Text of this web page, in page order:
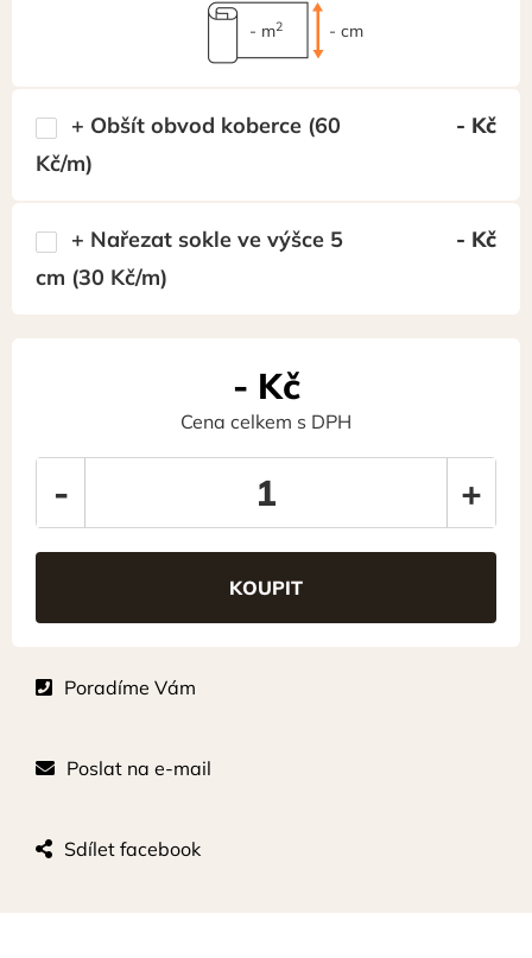
- cm
- m2
+ Obšít obvod koberce (60
Kč/m)
- Kč
+ Nařezat sokle ve výšce 5
cm (30 Kč/m)
- Kč
- Kč
Cena celkem s DPH
- +
Poradíme Vám
Poslat na e-mail
Sdílet facebook